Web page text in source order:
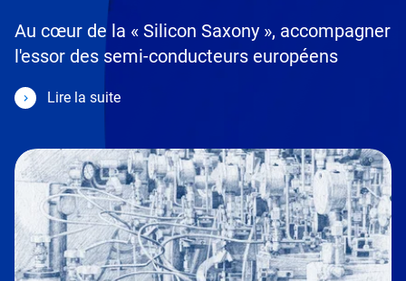
Au cœur de la « Silicon Saxony », accompagner
l'essor des semi-conducteurs européens
Lire la suite